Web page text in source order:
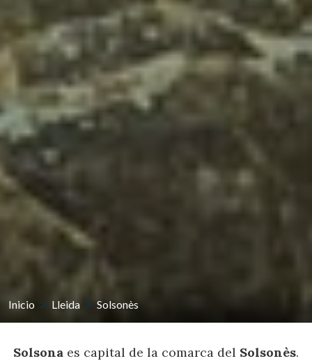
Inicio Lleida Solsonès
Solsona es capital de la comarca del Solsonès.